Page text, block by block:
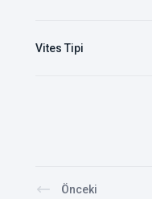
Vites Tipi
Önceki